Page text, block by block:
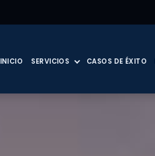
INICIO SERVICIOS CASOS DE ÉXITO